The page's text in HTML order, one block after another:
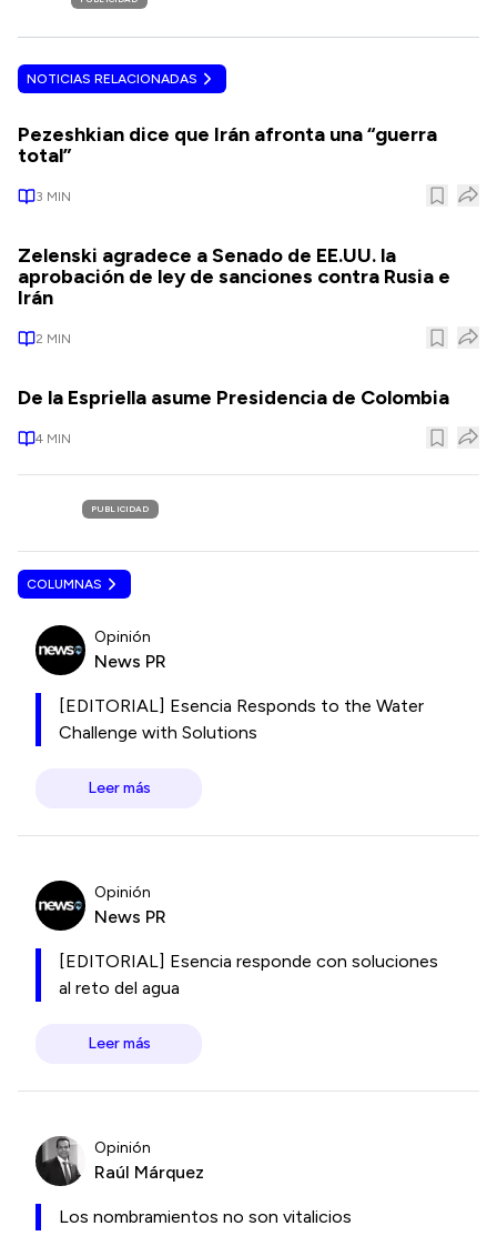
NOTICIAS RELACIONADAS
Pezeshkian dice que Irán afronta una “guerra
total”
3 MIN
Zelenski agradece a Senado de EE.UU. la
aprobación de ley de sanciones contra Rusia e
Irán
2 MIN
De la Espriella asume Presidencia de Colombia
4 MIN
PUBLICIDAD
COLUMNAS
Opinión
News PR
[EDITORIAL] Esencia Responds to the Water
Challenge with Solutions
Leer más
Opinión
News PR
[EDITORIAL] Esencia responde con soluciones
al reto del agua
Leer más
Opinión
Raúl Márquez
Los nombramientos no son vitalicios